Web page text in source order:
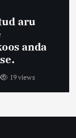
aru
anda
19 views